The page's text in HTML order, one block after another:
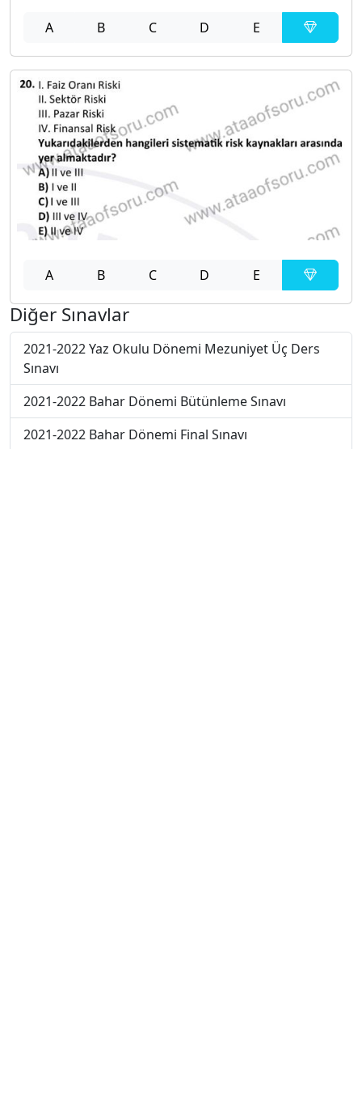
A B C D E
A B C D E
Diğer Sınavlar
2021-2022 Yaz Okulu Dönemi Mezuniyet Üç Ders
Sınavı
2021-2022 Bahar Dönemi Bütünleme Sınavı
2021-2022 Bahar Dönemi Final Sınavı